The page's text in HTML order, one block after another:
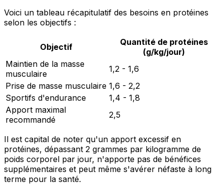
Voici un tableau récapitulatif des besoins en protéines
selon les objectifs :
Objectif
Quantité de protéines
(g/kg/jour)
Maintien de la masse
musculaire
1,2 - 1,6
Prise de masse musculaire 1,6 - 2,2
Sportifs d'endurance
1,4 - 1,8
Apport maximal
recommandé
2,5
Il est capital de noter qu'un apport excessif en
protéines, dépassant 2 grammes par kilogramme de
poids corporel par jour, n'apporte pas de bénéfices
supplémentaires et peut même s'avérer néfaste à long
terme pour la santé.